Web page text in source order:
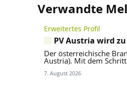
Verwandte
Erweitertes Profil
PV Austria wird
Der österreichische
Austria). Mit dem
7. August 2026